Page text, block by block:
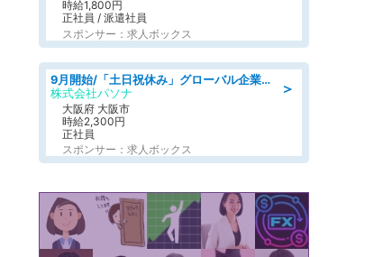
時給1,800円
正社員 / 派遣社員
スポンサー：求人ボックス
＞
9月開始/「土日祝休み」グローバル企業での産業保健のお仕事/保健師/高時給/残業なし/服装自由
株式会社パソナ
大阪府 大阪市
時給2,300円
正社員
スポンサー：求人ボックス